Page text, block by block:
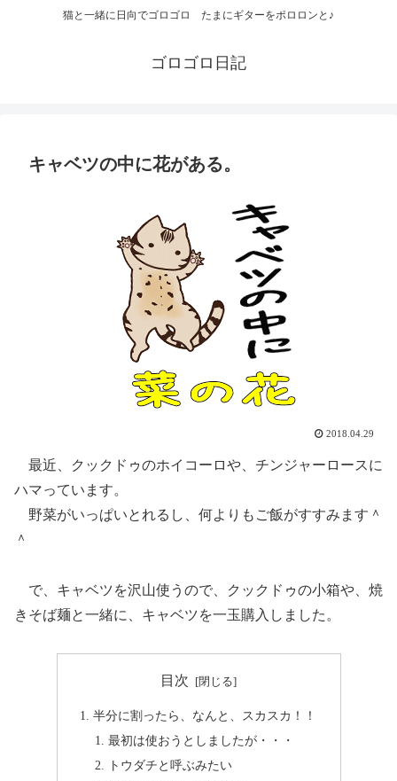
猫と一緒に日向でゴロゴロ たまにギターをポロロンと♪
ゴロゴロ日記
キャベツの中に花がある。
2018.04.29
最近、クックドゥのホイコーロや、チンジャーロースに
ハマっています。
野菜がいっぱいとれるし、何よりもご飯がすすみます＾
＾
で、キャベツを沢山使うので、クックドゥの小箱や、焼
きそば麺と一緒に、キャベツを一玉購入しました。
目次
半分に割ったら、なんと、スカスカ！！
最初は使おうとしましたが・・・
トウダチと呼ぶみたい